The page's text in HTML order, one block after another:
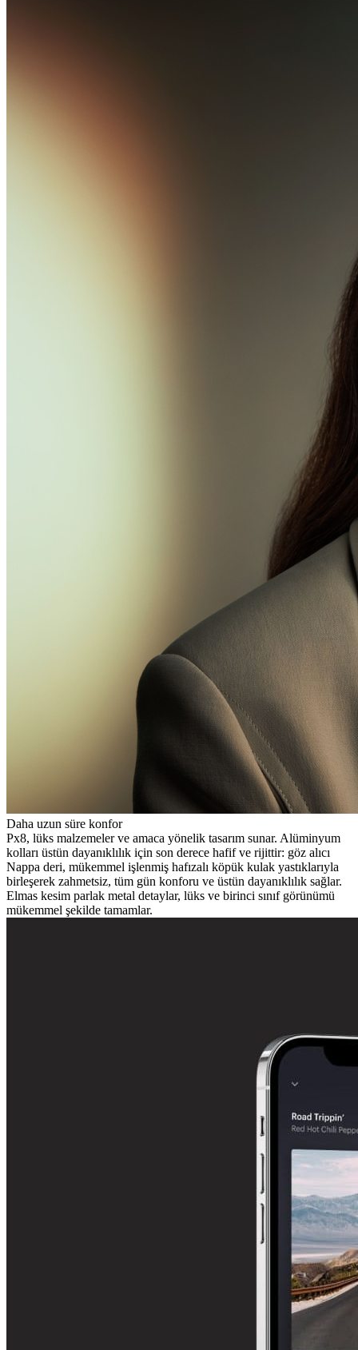
Daha uzun süre konfor
Px8, lüks malzemeler ve amaca yönelik tasarım sunar. Alüminyum
kolları üstün dayanıklılık için son derece hafif ve rijittir: göz alıcı
Nappa deri, mükemmel işlenmiş hafızalı köpük kulak yastıklarıyla
birleşerek zahmetsiz, tüm gün konforu ve üstün dayanıklılık sağlar.
Elmas kesim parlak metal detaylar, lüks ve birinci sınıf görünümü
mükemmel şekilde tamamlar.